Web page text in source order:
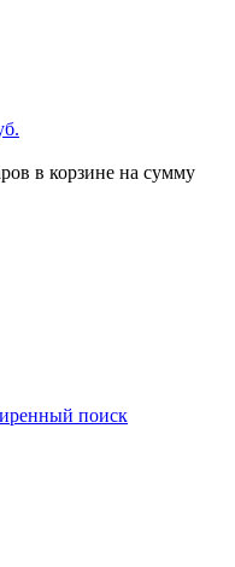
в корзине на сумму
поиск